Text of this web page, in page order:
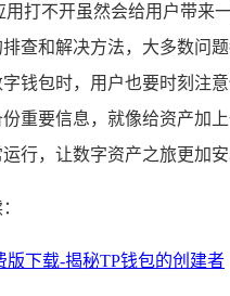
用打不开虽然会给用户带来
查和解决方法，大多数问
钱包时，用户也要时刻注
份重要信息，就像给资产加
行，让数字资产之旅更加安
版下载-揭秘TP钱包的创建者